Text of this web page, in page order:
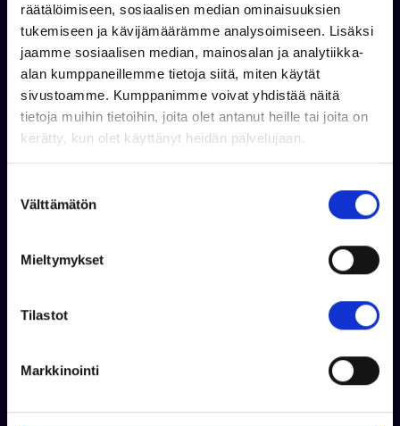
räätälöimiseen, sosiaalisen median ominaisuuksien
tukemiseen ja kävijämäärämme analysoimiseen. Lisäksi
jaamme sosiaalisen median, mainosalan ja analytiikka-
alan kumppaneillemme tietoja siitä, miten käytät
sivustoamme. Kumppanimme voivat yhdistää näitä
tietoja muihin tietoihin, joita olet antanut heille tai joita on
kerätty, kun olet käyttänyt heidän palvelujaan.
Välttämätön
Mieltymykset
Tilastot
Markkinointi
Tuotetta on varastossa
6 900,00 €
7 900,00 €
Tarjouspyyntö
Tuotetta on varastossa
19 900,00 €
Tarjouspyyntö